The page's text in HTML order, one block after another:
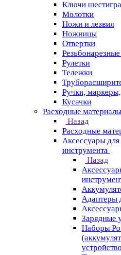
Ключи
Молотки
Ножи и лезвия
Ножницы
Отвертки
Рулетки
Тележки
Ручки,
Кусачки
Расходные
Назад
Расходные
Аксессуары
инструмента
Назад
Адаптеры
Зарядные
Наборы